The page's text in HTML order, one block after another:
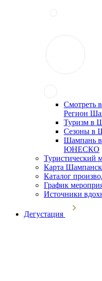
Смотреть
Регион
Туризм в
Сезоны в
Шампань в
ЮНЕСКО
Туристический
Карта
Каталог
График
Источники
Дегустация